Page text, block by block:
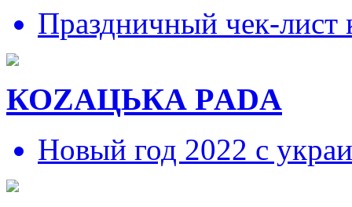
Праздничный чек-
КОZAЦЬКА РADA
Новый год 2022 с